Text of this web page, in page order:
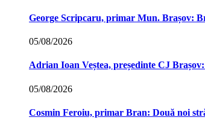
George Scripcaru, primar Mun. Brașov:
05/08/2026
Adrian Ioan Veștea, președinte CJ
05/08/2026
Cosmin Feroiu, primar Bran: Două noi